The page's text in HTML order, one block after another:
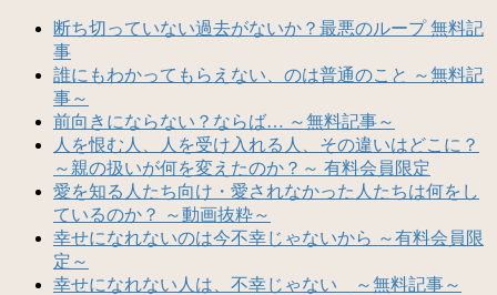
断ち切っていない過去がないか？最悪のループ 無料記
事
誰にもわかってもらえない、のは普通のこと ～無料記
事～
前向きにならない？ならば… ～無料記事～
人を恨む人、人を受け入れる人、その違いはどこに？
～親の扱いが何を変えたのか？～ 有料会員限定
愛を知る人たち向け・愛されなかった人たちは何をし
ているのか？ ～動画抜粋～
幸せになれないのは今不幸じゃないから ～有料会員限
定～
幸せになれない人は、不幸じゃない ～無料記事～